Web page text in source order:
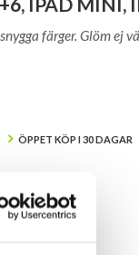
färger. Glöm ej
ÖPPET KÖP I 30 DAGAR